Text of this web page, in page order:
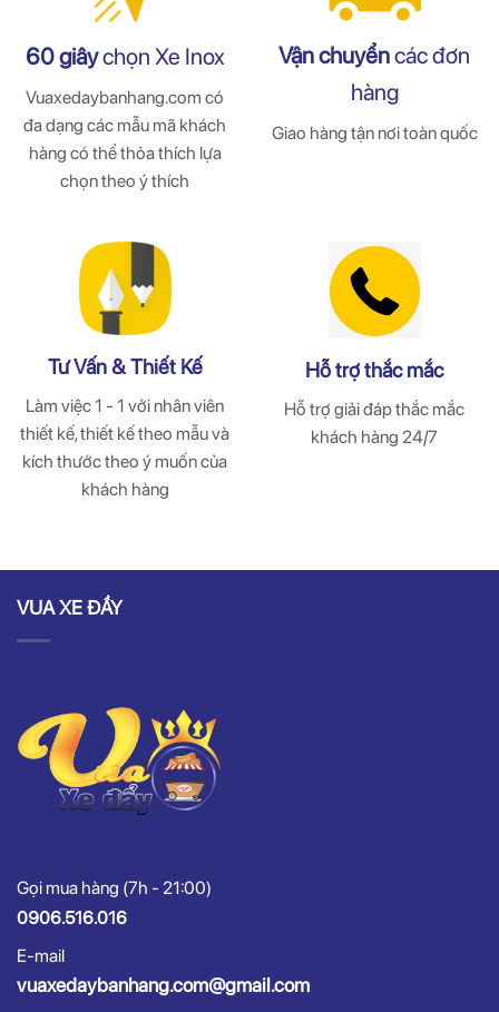
60 giâychọn Xe Inox
Vuaxedaybanhang.com có
đa dạng các mẫu mã khách
hàng có thể thỏa thích lựa
chọn theo ý thích
Vận chuyểncác đơn
hàng
Giao hàng tận nơi toàn quốc
Tư Vấn & Thiết Kế
Làm việc 1 - 1 với nhân viên
thiết kế, thiết kế theo mẫu và
kích thước theo ý muốn của
khách hàng
Hỗ trợ thắc mắc
Hỗ trợ giải đáp thắc mắc
khách hàng 24/7
VUA XE ĐẨY
Gọi mua hàng (7h - 21:00)
0906.516.016
E-mail
vuaxedaybanhang.com@gmail.com